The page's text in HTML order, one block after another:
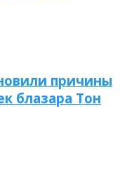
причины
блазара Тон